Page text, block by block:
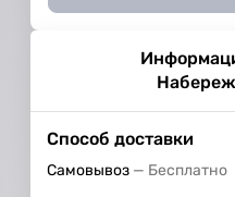
Способ доставки
Самовывоз Бесплатно